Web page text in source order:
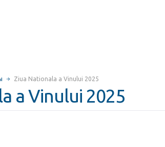
Ziua Nationala a Vinului 2025
a Vinului 2025